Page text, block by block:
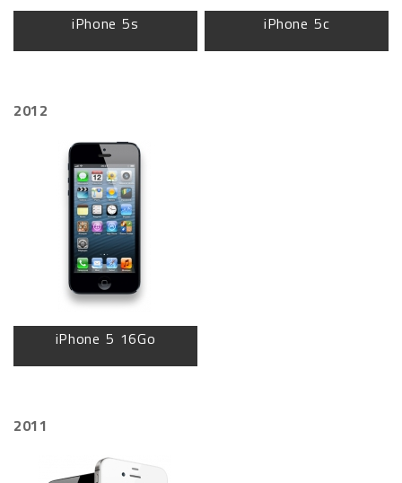
iPhone 5s iPhone 5c
2012
iPhone 5 16Go
2011